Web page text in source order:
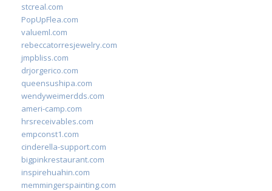
stcreal.com
PopUpFlea.com
valueml.com
rebeccatorresjewelry.com
jmpbliss.com
drjorgerico.com
queensushipa.com
wendyweimerdds.com
ameri-camp.com
hrsreceivables.com
empconst1.com
cinderella-support.com
bigpinkrestaurant.com
inspirehuahin.com
memmingerspainting.com